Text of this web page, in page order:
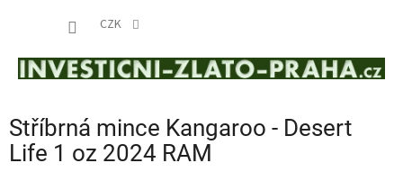
CZK
Stříbrná mince Kangaroo - Desert
Life 1 oz 2024 RAM